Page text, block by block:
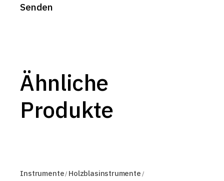
Senden
Ähnliche
Produkte
Instrumente Holzblasinstrumente